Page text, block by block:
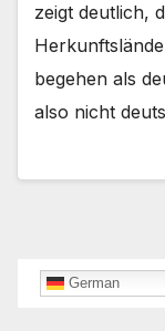
zeigt deutlich,
begehen als
also nicht
German